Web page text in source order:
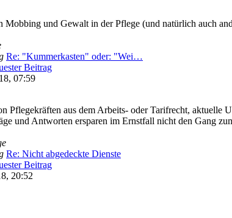
und Gewalt in der Pflege (und natürlich auch
Re: "Kummerkasten" oder: "Wei…
Beitrag
07:59
Pflegekräften aus dem Arbeits- oder Tarifrecht, aktuelle
und Antworten ersparen im Ernstfall nicht den Gang
Re: Nicht abgedeckte Dienste
Beitrag
20:52